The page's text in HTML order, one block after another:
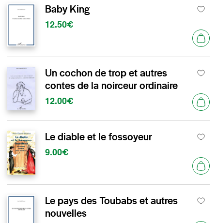
Baby King
12.50€
Un cochon de trop et autres
contes de la noirceur ordinaire
12.00€
Le diable et le fossoyeur
9.00€
Le pays des Toubabs et autres
nouvelles